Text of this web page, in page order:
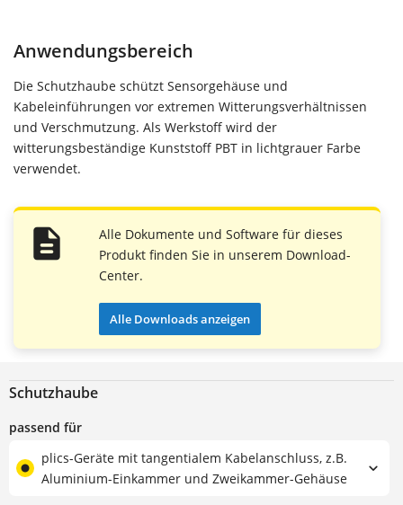
Anwendungsbereich
Die Schutzhaube schützt Sensorgehäuse und
Kabeleinführungen vor extremen Witterungsverhältnissen
und Verschmutzung. Als Werkstoff wird der
witterungsbeständige Kunststoff PBT in lichtgrauer Farbe
verwendet.
Alle Dokumente und Software für dieses
Produkt finden Sie in unserem Download-
Center.
Alle Downloads anzeigen
Schutzhaube
passend für
plics-Geräte mit tangentialem Kabelanschluss, z.B.
Aluminium-Einkammer und Zweikammer-Gehäuse